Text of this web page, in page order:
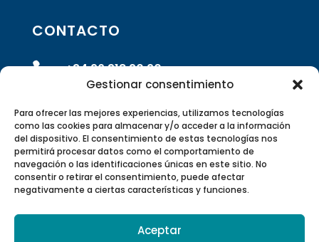
Gestionar consentimiento
Para ofrecer las mejores experiencias, utilizamos tecnologías
como las cookies para almacenar y/o acceder a la información
del dispositivo. El consentimiento de estas tecnologías nos
permitirá procesar datos como el comportamiento de
navegación o las identificaciones únicas en este sitio. No
consentir o retirar el consentimiento, puede afectar
negativamente a ciertas características y funciones.
Aceptar
CONTACTO
 +34 96 318 20 90
 info@rivasrobotics.com
 Envíanos un formulario

Polígono Industrial Suzi Calle 5 –